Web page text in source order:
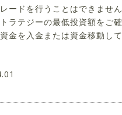
ードを行うことはできませ
ラテジーの最低投資額をご
金を入金または資金移動して